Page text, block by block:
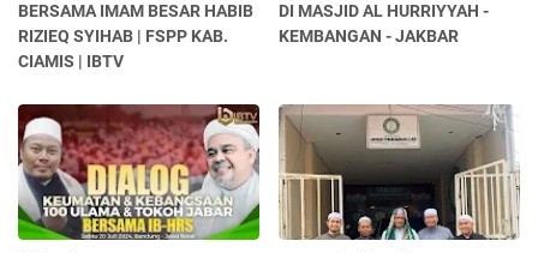
BERSAMA IMAM BESAR HABIB
RIZIEQ SYIHAB | FSPP KAB.
CIAMIS | IBTV
DI MASJID AL HURRIYYAH -
KEMBANGAN - JAKBAR